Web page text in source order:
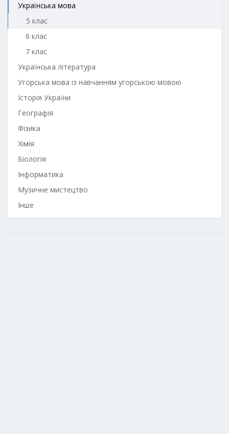
Українська мова
5 клас
6 клас
7 клас
Українська література
Угорська мова із навчанням угорською мовою
Історія України
Географія
Фізика
Хімія
Біологія
Інформатика
Музичне мистецтво
Інше